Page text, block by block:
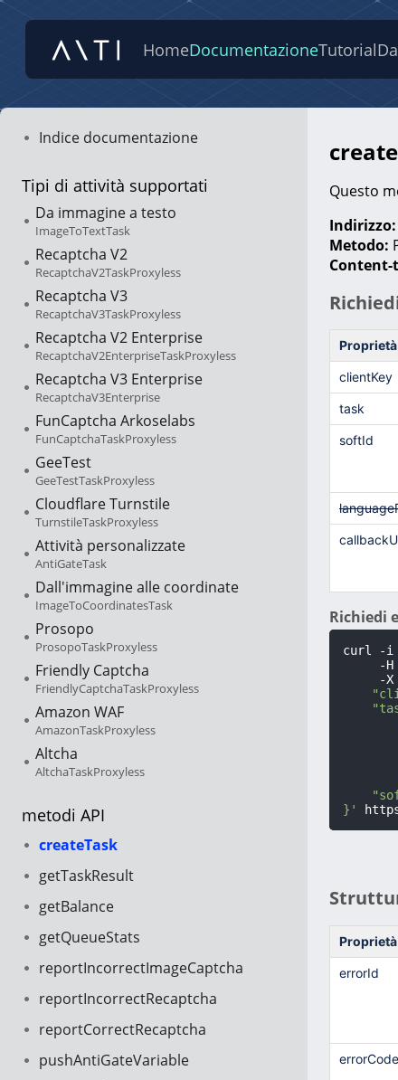
HomeDocumentazioneTutorial
Indice documentazione
Tipi di attività supportati
Da immagine a testo
ImageToTextTask
Recaptcha V2
RecaptchaV2TaskProxyless
Recaptcha V3
RecaptchaV3TaskProxyless
Recaptcha V2 Enterprise
RecaptchaV2EnterpriseTaskProxyless
Recaptcha V3 Enterprise
RecaptchaV3Enterprise
FunCaptcha Arkoselabs
FunCaptchaTaskProxyless
GeeTest
GeeTestTaskProxyless
Cloudflare Turnstile
TurnstileTaskProxyless
Attività personalizzate
AntiGateTask
Dall'immagine alle coordinate
ImageToCoordinatesTask
Prosopo
ProsopoTaskProxyless
Friendly Captcha
FriendlyCaptchaTaskProxyless
Amazon WAF
AmazonTaskProxyless
Altcha
AltchaTaskProxyless
metodi API
createTask
getTaskResult
getBalance
getQueueStats
reportIncorrectImageCaptcha
reportIncorrectRecaptcha
reportCorrectRecaptcha
pushAntiGateVariable
Questo
Indirizzo:
Metodo:
Content-
Proprietà
clientKey
task
softId
Richiedi
curl -i
     -H
-X
}'
Proprietà
errorId
errorCode